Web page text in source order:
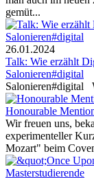
gemüt...
26.01.2024
Talk: Wie erzählt
Salonieren#digital
Salonieren#digital
Honourable
Wir freuen uns,
experimenteller
Mozart" beim